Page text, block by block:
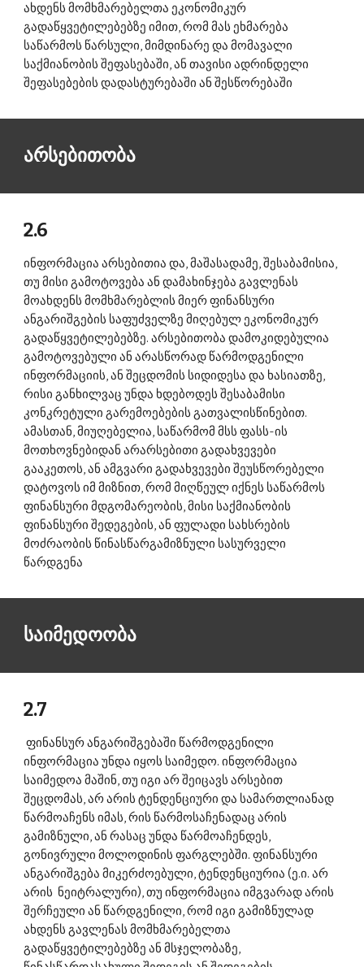
ახდენს მომხმარებელთა ეკონომიკურ
გადაწყვეტილებებზე იმით, რომ მას ეხმარება
საწარმოს წარსული, მიმდინარე და მომავალი
საქმიანობის შეფასებაში, ან თავისი ადრინდელი
შეფასებების დადასტურებაში ან შესწორებაში
არსებითობა
2.6
ინფორმაცია არსებითია და, მაშასადამე, შესაბამისია,
თუ მისი გამოტოვება ან დამახინჯება გავლენას
მოახდენს მომხმარებლის მიერ ფინანსური
ანგარიშგების საფუძველზე მიღებულ ეკონომიკურ
გადაწყვეტილებებზე. არსებითობა დამოკიდებულია
გამოტოვებული ან არასწორად წარმოდგენილი
ინფორმაციის, ან შეცდომის სიდიდესა და ხასიათზე,
რისი განხილვაც უნდა ხდებოდეს შესაბამისი
კონკრეტული გარემოებების გათვალისწინებით.
ამასთან, მიუღებელია, საწარმომ მსს ფასს-ის
მოთხოვნებიდან არარსებითი გადახვევები
გააკეთოს, ან ამგვარი გადახვევები შეუსწორებელი
დატოვოს იმ მიზნით, რომ მიღწეულ იქნეს საწარმოს
ფინანსური მდგომარეობის, მისი საქმიანობის
ფინანსური შედეგების, ან ფულადი სახსრების
მოძრაობის წინასწარგამიზნული სასურველი
წარდგენა
საიმედოობა
2.7
ფინანსურ ანგარიშგებაში წარმოდგენილი
ინფორმაცია უნდა იყოს საიმედო. ინფორმაცია
საიმედოა მაშინ, თუ იგი არ შეიცავს არსებით
შეცდომას, არ არის ტენდენციური და სამართლიანად
წარმოაჩენს იმას, რის წარმოსაჩენადაც არის
გამიზნული, ან რასაც უნდა წარმოაჩენდეს,
გონივრული მოლოდინის ფარგლებში. ფინანსური
ანგარიშგება მიკერძოებული, ტენდენციურია (ე.ი. არ
არის  ნეიტრალური), თუ ინფორმაცია იმგვარად არის
შერჩეული ან წარდგენილი, რომ იგი გამიზნულად
ახდენს გავლენას მომხმარებელთა
გადაწყვეტილებებზე ან მსჯელობაზე,